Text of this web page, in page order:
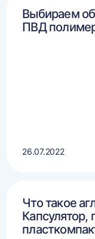
Выбираем
ПВД
26.07.2022
Что такое
Капсулятор,